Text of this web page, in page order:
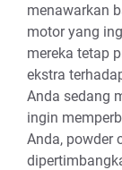
menawarkan
motor yang
mereka tetap
ekstra
Anda sedang
ingin
Anda, powder